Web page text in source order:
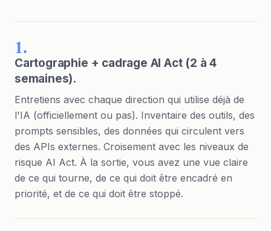
1.
Cartographie + cadrage AI Act (2 à 4
semaines).
Entretiens avec chaque direction qui utilise déjà de
l'IA (officiellement ou pas). Inventaire des outils, des
prompts sensibles, des données qui circulent vers
des APIs externes. Croisement avec les niveaux de
risque AI Act. À la sortie, vous avez une vue claire
de ce qui tourne, de ce qui doit être encadré en
priorité, et de ce qui doit être stoppé.